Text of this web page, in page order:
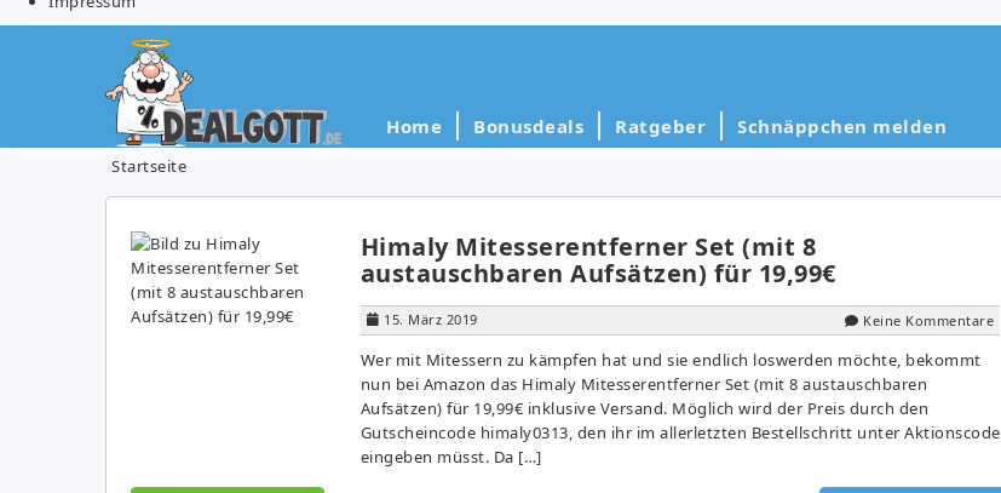
Home Bonusdeals Ratgeber Schnäppchen melden
Startseite
Himaly Mitesserentferner Set (mit 8
austauschbaren Aufsätzen) für 19,99€
15. März 2019 Keine Kommentare
Wer mit Mitessern zu kämpfen hat und sie endlich loswerden möchte, bekommt
nun bei Amazon das Himaly Mitesserentferner Set (mit 8 austauschbaren
Aufsätzen) für 19,99€ inklusive Versand. Möglich wird der Preis durch den
Gutscheincode himaly0313, den ihr im allerletzten Bestellschritt unter Aktionscode
eingeben müsst. Da […]